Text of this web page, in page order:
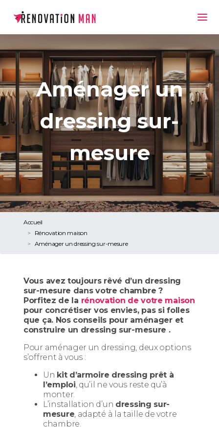
Aménager un
dressing sur-
mesure
Accueil
Rénovation maison
Aménager un dressing sur-mesure
Vous avez toujours rêvé d’un dressing
sur-mesure dans votre chambre ?
Porfitez de la rénovation de votre maison
pour concrétiser vos envies, pas si folles
que ça. Nos conseils pour aménager et
construire un dressing sur-mesure .
Pour aménager un dressing, deux options
s’offrent à vous :
Un kit d’armoire dressing prêt à
l’emploi , qu’il ne vous reste qu’à
monter.
L’installation d’un dressing sur-
mesure , adapté à la taille de votre
chambre.